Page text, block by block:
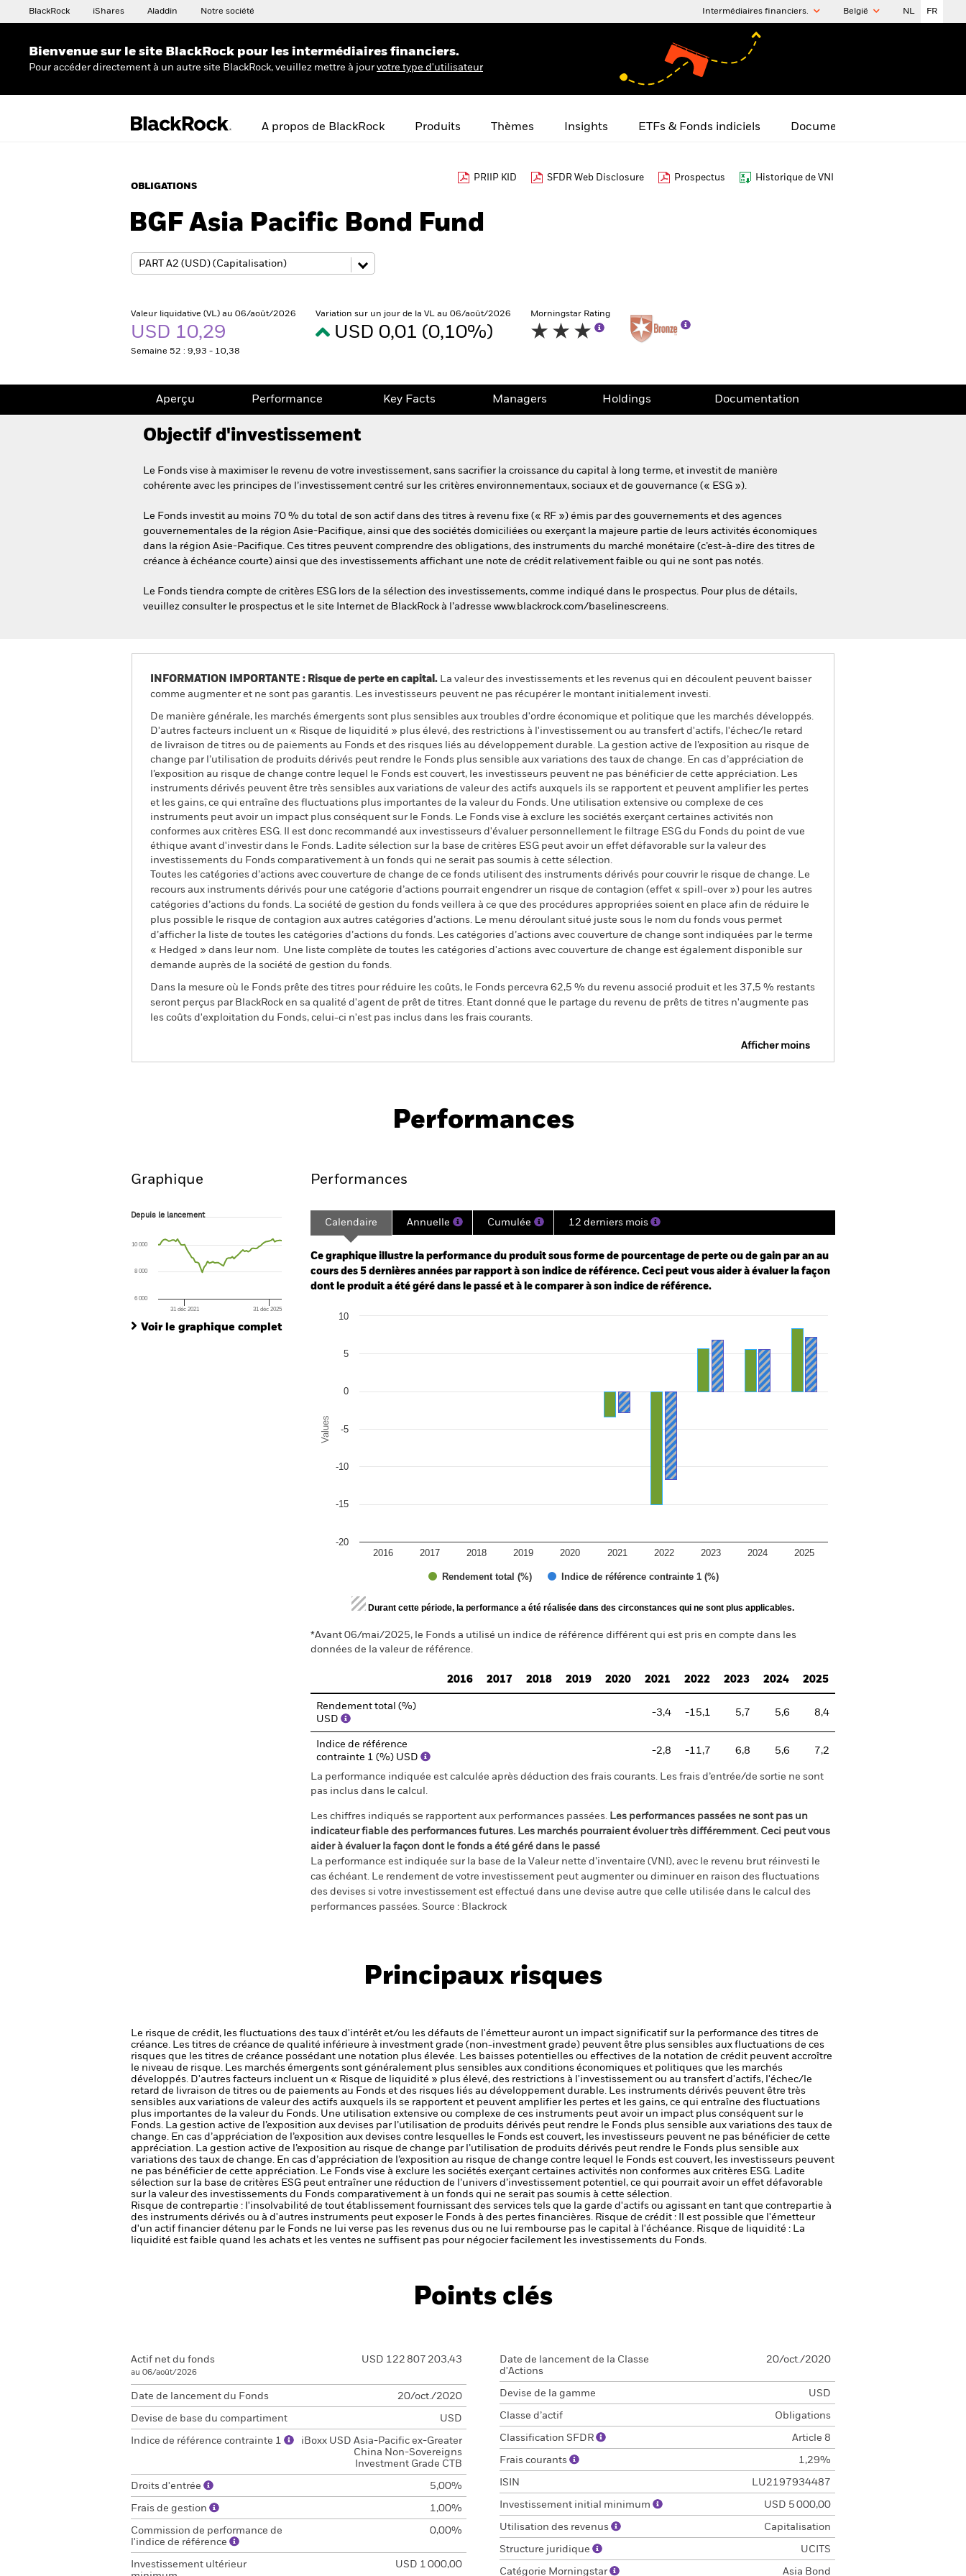
BlackRock iShares Aladdin Notre société Intermédiaires financiers. België NL FR
Bienvenue sur le site BlackRock pour les intermédiaires financiers.
Pour accéder directement à un autre site BlackRock, veuillez mettre à jour votre type d'utilisateur
A propos de BlackRock Produits Thèmes Insights ETFs & Fonds indiciels Documents
OBLIGATIONS
PRIIP KID SFDR Web Disclosure Prospectus Historique de VNI
BGF Asia Pacific Bond Fund
Valeur liquidative (VL) au 06/août/2026
USD 10,29
Semaine 52 : 9,93 - 10,38
Variation sur un jour de la VL au 06/août/2026
USD 0,01 (0,10%)
Morningstar Rating
Aperçu Performance Key Facts Managers Holdings Documentation
Objectif d'investissement
Le Fonds vise à maximiser le revenu de votre investissement, sans sacrifier la croissance du capital à long terme, et investit de manière
cohérente avec les principes de l’investissement centré sur les critères environnementaux, sociaux et de gouvernance (« ESG »).
Le Fonds investit au moins 70 % du total de son actif dans des titres à revenu fixe (« RF ») émis par des gouvernements et des agences
gouvernementales de la région Asie-Pacifique, ainsi que des sociétés domiciliées ou exerçant la majeure partie de leurs activités économiques
dans la région Asie-Pacifique. Ces titres peuvent comprendre des obligations, des instruments du marché monétaire (c’est-à-dire des titres de
créance à échéance courte) ainsi que des investissements affichant une note de crédit relativement faible ou qui ne sont pas notés.
Le Fonds tiendra compte de critères ESG lors de la sélection des investissements, comme indiqué dans le prospectus. Pour plus de détails,
veuillez consulter le prospectus et le site Internet de BlackRock à l’adresse www.blackrock.com/baselinescreens.
INFORMATION IMPORTANTE : Risque de perte en capital. La valeur des investissements et les revenus qui en découlent peuvent baisser
comme augmenter et ne sont pas garantis. Les investisseurs peuvent ne pas récupérer le montant initialement investi.
De manière générale, les marchés émergents sont plus sensibles aux troubles d'ordre économique et politique que les marchés développés.
D'autres facteurs incluent un « Risque de liquidité » plus élevé, des restrictions à l'investissement ou au transfert d'actifs, l'échec/le retard
de livraison de titres ou de paiements au Fonds et des risques liés au développement durable. La gestion active de l’exposition au risque de
change par l’utilisation de produits dérivés peut rendre le Fonds plus sensible aux variations des taux de change. En cas d’appréciation de
l’exposition au risque de change contre lequel le Fonds est couvert, les investisseurs peuvent ne pas bénéficier de cette appréciation. Les
instruments dérivés peuvent être très sensibles aux variations de valeur des actifs auxquels ils se rapportent et peuvent amplifier les pertes
et les gains, ce qui entraîne des fluctuations plus importantes de la valeur du Fonds. Une utilisation extensive ou complexe de ces
instruments peut avoir un impact plus conséquent sur le Fonds. Le Fonds vise à exclure les sociétés exerçant certaines activités non
conformes aux critères ESG. Il est donc recommandé aux investisseurs d'évaluer personnellement le filtrage ESG du Fonds du point de vue
éthique avant d'investir dans le Fonds. Ladite sélection sur la base de critères ESG peut avoir un effet défavorable sur la valeur des
investissements du Fonds comparativement à un fonds qui ne serait pas soumis à cette sélection.
Toutes les catégories d’actions avec couverture de change de ce fonds utilisent des instruments dérivés pour couvrir le risque de change. Le
recours aux instruments dérivés pour une catégorie d’actions pourrait engendrer un risque de contagion (effet « spill-over ») pour les autres
catégories d’actions du fonds. La société de gestion du fonds veillera à ce que des procédures appropriées soient en place afin de réduire le
plus possible le risque de contagion aux autres catégories d’actions. Le menu déroulant situé juste sous le nom du fonds vous permet
d’afficher la liste de toutes les catégories d’actions du fonds. Les catégories d’actions avec couverture de change sont indiquées par le terme
« Hedged » dans leur nom. Une liste complète de toutes les catégories d'actions avec couverture de change est également disponible sur
demande auprès de la société de gestion du fonds.
Dans la mesure où le Fonds prête des titres pour réduire les coûts, le Fonds percevra 62,5 % du revenu associé produit et les 37,5 % restants
seront perçus par BlackRock en sa qualité d'agent de prêt de titres. Etant donné que le partage du revenu de prêts de titres n'augmente pas
les coûts d'exploitation du Fonds, celui-ci n'est pas inclus dans les frais courants.
Afficher moins
Key Facts Managers
Performances
Graphique
Depuis le lancement
The chart has 1 X axis displaying Time. Range: 2020-09-30 00:00:00 to 2026-07-31 00:00:00.
The chart has 1 Y axis displaying values. Range: -40 to 20.
Depuis le lancement
31 déc 2021 31 déc 2025
6 000
8 000
10 000
Voir le graphique complet
Performances
Calendaire Annuelle Cumulée 12 derniers mois
Ce graphique illustre la performance du produit sous forme de pourcentage de perte ou de gain par an au
cours des 5 dernières années par rapport à son indice de référence. Ceci peut vous aider à évaluer la façon
dont le produit a été géré dans le passé et à le comparer à son indice de référence.
Bar chart with 2 data series.
Values
Rendement total (%) Indice de référence contrainte 1 (%)
2016 2017 2018 2019 2020 2021 2022 2023 2024 2025
-20
-15
-10
-5
0
5
10
End of interactive chart.
Durant cette période, la performance a été réalisée dans des circonstances qui ne sont plus applicables.
*Avant 06/mai/2025, le Fonds a utilisé un indice de référence différent qui est pris en compte dans les
données de la valeur de référence.
2016 2017 2018 2019 2020 2021 2022 2023 2024 2025
Rendement total (%)
USD
-3,4 -15,1 5,7 5,6 8,4
Indice de référence
contrainte 1 (%) USD
-2,8 -11,7 6,8 5,6 7,2
La performance indiquée est calculée après déduction des frais courants. Les frais d’entrée/de sortie ne sont
pas inclus dans le calcul.
Les chiffres indiqués se rapportent aux performances passées. Les performances passées ne sont pas un
indicateur fiable des performances futures. Les marchés pourraient évoluer très différemment. Ceci peut vous
aider à évaluer la façon dont le fonds a été géré dans le passé
La performance est indiquée sur la base de la Valeur nette d’inventaire (VNI), avec le revenu brut réinvesti le
cas échéant. Le rendement de votre investissement peut augmenter ou diminuer en raison des fluctuations
des devises si votre investissement est effectué dans une devise autre que celle utilisée dans le calcul des
performances passées. Source : Blackrock
Principaux risques
Le risque de crédit, les fluctuations des taux d'intérêt et/ou les défauts de l'émetteur auront un impact significatif sur la performance des titres de
créance. Les titres de créance de qualité inférieure à investment grade (non-investment grade) peuvent être plus sensibles aux fluctuations de ces
risques que les titres de créance possédant une notation plus élevée. Les baisses potentielles ou effectives de la notation de crédit peuvent accroître
le niveau de risque. Les marchés émergents sont généralement plus sensibles aux conditions économiques et politiques que les marchés
développés. D'autres facteurs incluent un « Risque de liquidité » plus élevé, des restrictions à l'investissement ou au transfert d'actifs, l'échec/le
retard de livraison de titres ou de paiements au Fonds et des risques liés au développement durable. Les instruments dérivés peuvent être très
sensibles aux variations de valeur des actifs auxquels ils se rapportent et peuvent amplifier les pertes et les gains, ce qui entraîne des fluctuations
plus importantes de la valeur du Fonds. Une utilisation extensive ou complexe de ces instruments peut avoir un impact plus conséquent sur le
Fonds. La gestion active de l’exposition aux devises par l’utilisation de produits dérivés peut rendre le Fonds plus sensible aux variations des taux de
change. En cas d’appréciation de l’exposition aux devises contre lesquelles le Fonds est couvert, les investisseurs peuvent ne pas bénéficier de cette
appréciation. La gestion active de l’exposition au risque de change par l’utilisation de produits dérivés peut rendre le Fonds plus sensible aux
variations des taux de change. En cas d’appréciation de l’exposition au risque de change contre lequel le Fonds est couvert, les investisseurs peuvent
ne pas bénéficier de cette appréciation. Le Fonds vise à exclure les sociétés exerçant certaines activités non conformes aux critères ESG. Ladite
sélection sur la base de critères ESG peut entraîner une réduction de l’univers d’investissement potentiel, ce qui pourrait avoir un effet défavorable
sur la valeur des investissements du Fonds comparativement à un fonds qui ne serait pas soumis à cette sélection.
Risque de contrepartie : l'insolvabilité de tout établissement fournissant des services tels que la garde d'actifs ou agissant en tant que contrepartie à
des instruments dérivés ou à d'autres instruments peut exposer le Fonds à des pertes financières. Risque de crédit : Il est possible que l'émetteur
d'un actif financier détenu par le Fonds ne lui verse pas les revenus dus ou ne lui rembourse pas le capital à l'échéance. Risque de liquidité : La
liquidité est faible quand les achats et les ventes ne suffisent pas pour négocier facilement les investissements du Fonds.
Points clés
Actif net du fonds
au 06/août/2026
USD 122 807 203,43
Date de lancement du Fonds 20/oct./2020
Devise de base du compartiment USD
Indice de référence contrainte 1
iBoxx USD Asia-Pacific ex-Greater
China Non-Sovereigns
Investment Grade CTB
Droits d'entrée 5,00%
Frais de gestion 1,00%
Commission de performance de
l'indice de référence
0,00%
Investissement ultérieur
USD 1 000,00
Date de lancement de la Classe
d'Actions
20/oct./2020
Devise de la gamme USD
Classe d’actif Obligations
Classification SFDR Article 8
Frais courants 1,29%
ISIN LU2197934487
Investissement initial minimum USD 5 000,00
Utilisation des revenus Capitalisation
Structure juridique UCITS
Catégorie Morningstar Asia Bond